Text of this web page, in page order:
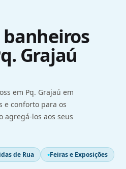
Grajaú
em Pq. Grajaú em
e conforto para os
agregá-los aos seus
de Rua Feiras e Exposições